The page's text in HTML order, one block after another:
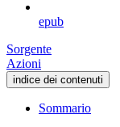
epub
Sorgente
Azioni
indice dei contenuti
Sommario